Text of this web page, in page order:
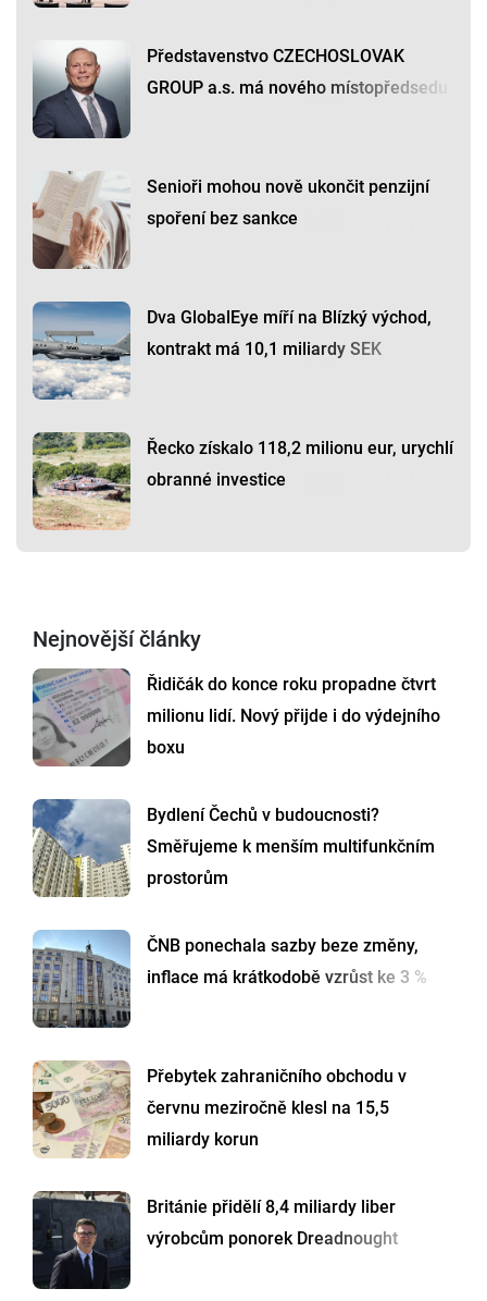
Představenstvo CZECHOSLOVAK
GROUP a.s. má nového místopředsedu
Senioři mohou nově ukončit penzijní
spoření bez sankce
Dva GlobalEye míří na Blízký východ,
kontrakt má 10,1 miliardy SEK
Řecko získalo 118,2 milionu eur, urychlí
obranné investice
Nejnovější články
Řidičák do konce roku propadne čtvrt
milionu lidí. Nový přijde i do výdejního
boxu
Bydlení Čechů v budoucnosti?
Směřujeme k menším multifunkčním
prostorům
ČNB ponechala sazby beze změny,
inflace má krátkodobě vzrůst ke 3 %
Přebytek zahraničního obchodu v
červnu meziročně klesl na 15,5
miliardy korun
Británie přidělí 8,4 miliardy liber
výrobcům ponorek Dreadnought